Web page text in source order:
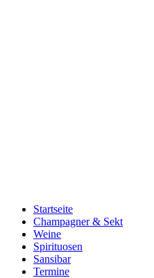
Startseite
Champagner & Sekt
Weine
Spirituosen
Sansibar
Termine